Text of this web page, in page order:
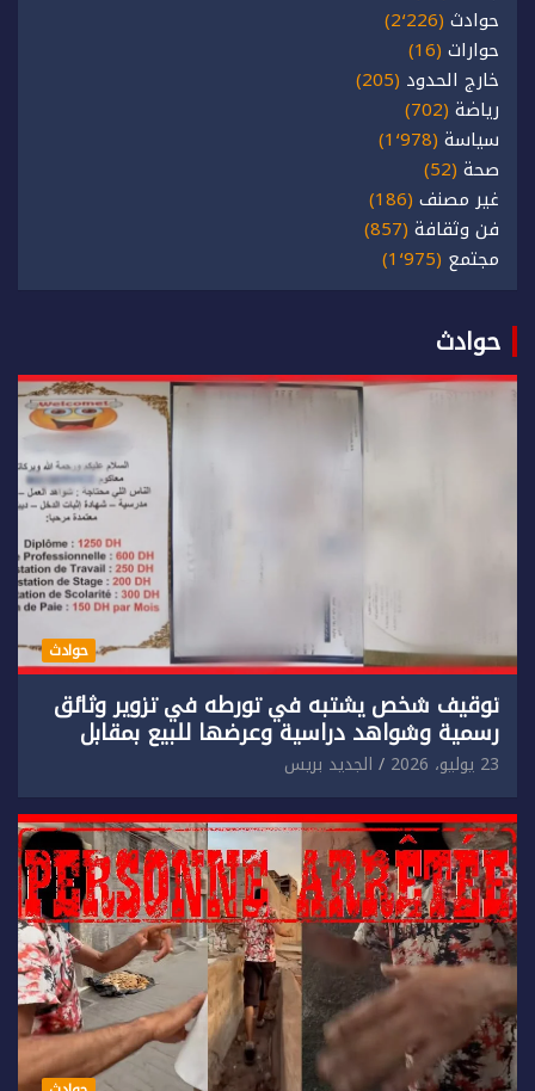
حوادث (2٬226)
حوارات (16)
خارج الحدود (205)
رياضة (702)
سياسة (1٬978)
صحة (52)
غير مصنف (186)
فن وثقافة (857)
مجتمع (1٬975)
حوادث
حوادث
توقيف شخص يشتبه في تورطه في تزوير وثائق
رسمية وشواهد دراسية وعرضها للبيع بمقابل
مادي.
23 يوليو، 2026 الجديد بريس